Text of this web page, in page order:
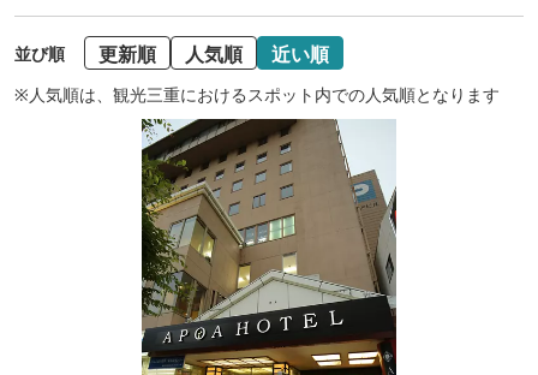
並び順 更新順 人気順 近い順
※人気順は、観光三重におけるスポット内での人気順となります